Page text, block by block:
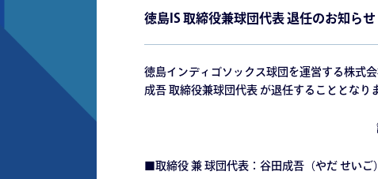
徳島IS 取締役兼球団代表 退任のお知らせ
徳島インディゴソックス球団を運営する株式
成吾 取締役兼球団代表 が退任することとなり
■取締役 兼 球団代表：谷田成吾（やだ せいご